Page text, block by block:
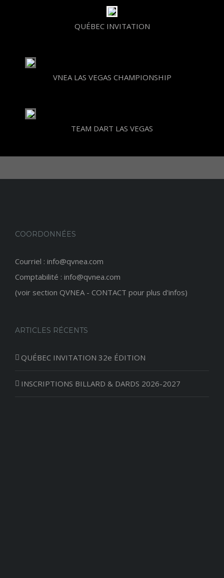
QUÉBEC INVITATION
VNEA LAS VEGAS CHAMPIONSHIP
TEAM DART LAS VEGAS
COORDONNÉES
Courriel : info@qvnea.com
Comptabilité : info@qvnea.com
(voir section QVNEA - CONTACT pour plus d'infos)
ARTICLES RÉCENTS
QUÉBEC INVITATION 32e ÉDITION
INSCRIPTIONS BILLARD & DARDS 2026-2027